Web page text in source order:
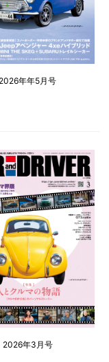
2026年年5月号
2026年3月号